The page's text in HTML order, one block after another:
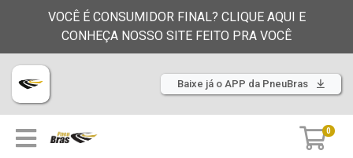
VOCÊ É CONSUMIDOR FINAL? CLIQUE AQUI E
CONHEÇA NOSSO SITE FEITO PRA VOCÊ
Baixe já o APP da PneuBras
0